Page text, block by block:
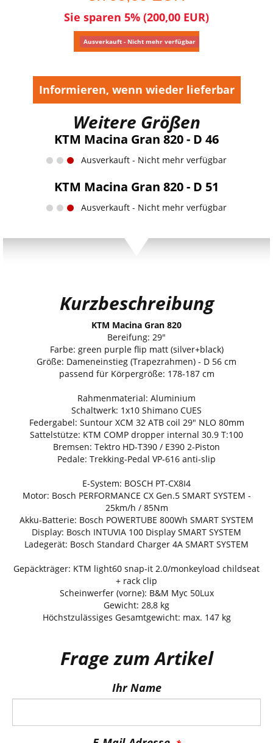
Sie sparen 5% (200,00 EUR)
Ausverkauft - Nicht mehr verfügbar
Informieren, wenn wieder lieferbar
Weitere Größen
KTM Macina Gran 820 - D 46
Ausverkauft - Nicht mehr verfügbar
KTM Macina Gran 820 - D 51
Ausverkauft - Nicht mehr verfügbar
Kurzbeschreibung
KTM Macina Gran 820
Bereifung: 29"
Farbe: green purple flip matt (silver+black)
Größe: Dameneinstieg (Trapezrahmen) - D 56 cm
passend für Körpergröße: 178-187 cm
Rahmenmaterial: Aluminium
Schaltwerk: 1x10 Shimano CUES
Federgabel: Suntour XCM 32 ATB coil 29" NLO 80mm
Sattelstütze: KTM COMP dropper internal 30.9 T:100
Bremsen: Tektro HD-T390 / E390 2-Piston
Pedale: Trekking-Pedal VP-616 anti-slip
E-System: BOSCH PT-CX8I4
Motor: Bosch PERFORMANCE CX Gen.5 SMART SYSTEM -
25km/h / 85Nm
Akku-Batterie: Bosch POWERTUBE 800Wh SMART SYSTEM
Display: Bosch INTUVIA 100 Display SMART SYSTEM
Ladegerät: Bosch Standard Charger 4A SMART SYSTEM
Gepäckträger: KTM light60 snap-it 2.0/monkeyload childseat
+ rack clip
Scheinwerfer (vorne): B&M Myc 50Lux
Gewicht: 28,8 kg
Höchstzulässiges Gesamtgewicht: max. 147 kg
Frage zum Artikel
Ihr Name